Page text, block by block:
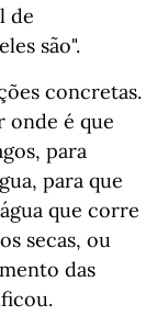
de
são".
concretas.
onde é que
para
para que
que corre
secas, ou
das